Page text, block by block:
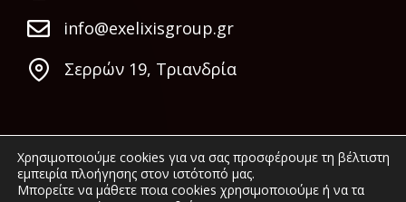
info@exelixisgroup.gr
Σερρών 19, Τριανδρία
Χρησιμοποιούμε cookies για να σας προσφέρουμε τη βέλτιστη
εμπειρία πλοήγησης στον ιστότοπό μας.
Μπορείτε να μάθετε ποια cookies χρησιμοποιούμε ή να τα